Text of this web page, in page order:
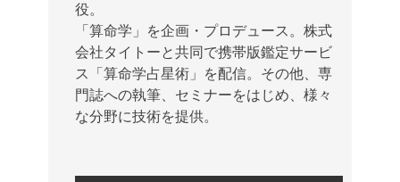
役。
「算命学」を企画・プロデュース。株式
会社タイトーと共同で携帯版鑑定サービ
ス「算命学占星術」を配信。その他、専
門誌への執筆、セミナーをはじめ、様々
な分野に技術を提供。